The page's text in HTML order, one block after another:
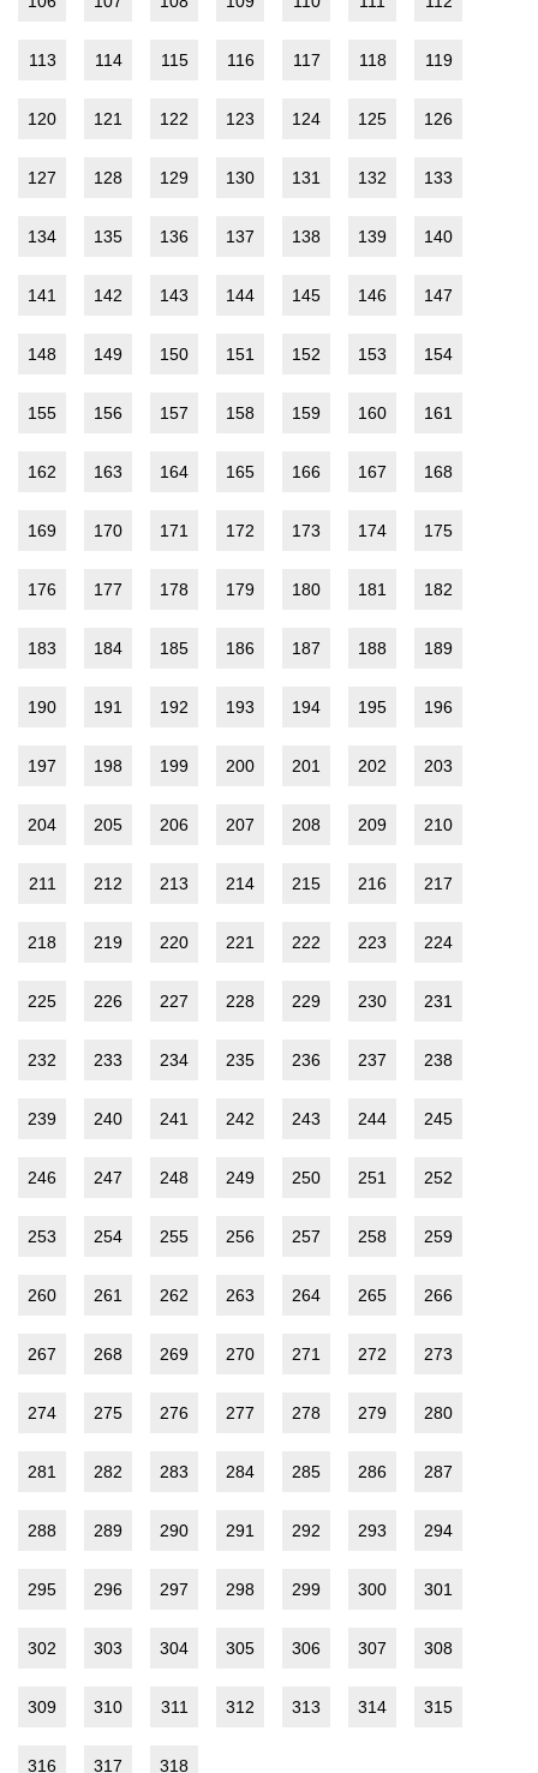
113 114 115 116 117 118 119
120 121 122 123 124 125 126
127 128 129 130 131 132 133
134 135 136 137 138 139 140
141 142 143 144 145 146 147
148 149 150 151 152 153 154
155 156 157 158 159 160 161
162 163 164 165 166 167 168
169 170 171 172 173 174 175
176 177 178 179 180 181 182
183 184 185 186 187 188 189
190 191 192 193 194 195 196
197 198 199 200 201 202 203
204 205 206 207 208 209 210
211 212 213 214 215 216 217
218 219 220 221 222 223 224
225 226 227 228 229 230 231
232 233 234 235 236 237 238
239 240 241 242 243 244 245
246 247 248 249 250 251 252
253 254 255 256 257 258 259
260 261 262 263 264 265 266
267 268 269 270 271 272 273
274 275 276 277 278 279 280
281 282 283 284 285 286 287
288 289 290 291 292 293 294
295 296 297 298 299 300 301
302 303 304 305 306 307 308
309 310 311 312 313 314 315
316 317 318